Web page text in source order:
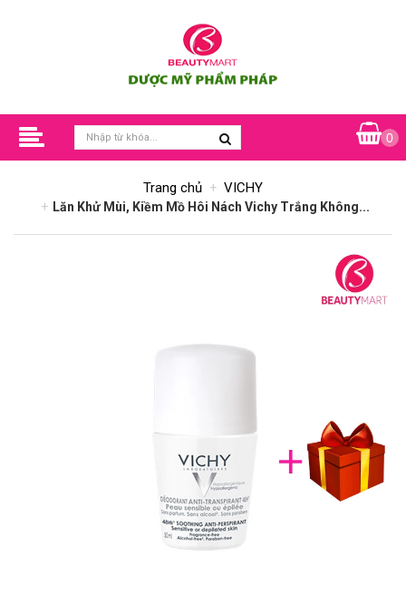
0
Trang chủ VICHY
Lăn Khử Mùi, Kiềm Mồ Hôi Nách Vichy Trắng Không...